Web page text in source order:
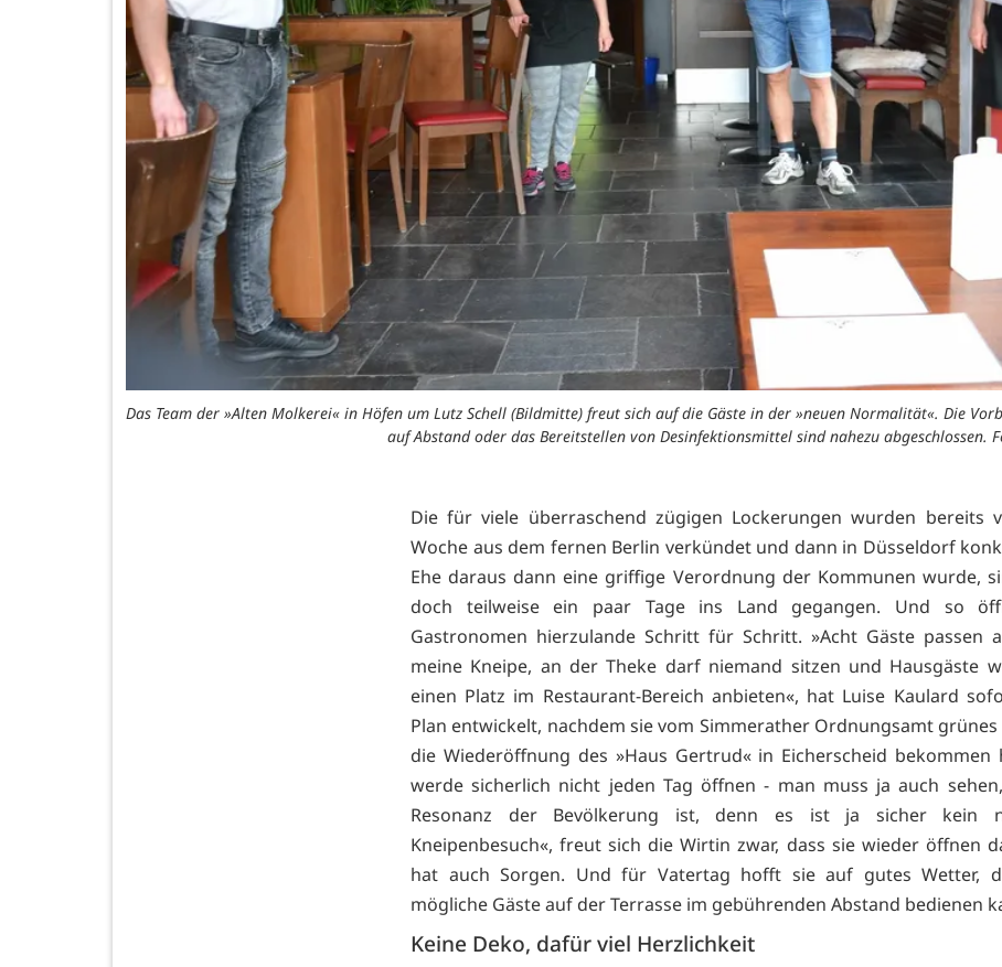
Das Team der »Alten Molkerei« in Höfen um Lutz Schell (Bildmitte) freut sich auf die Gäste in der »neuen Normalität«. Die
auf Abstand oder das Bereitstellen von Desinfektionsmittel sind nahezu abgeschlossen.
Die für viele überraschend zügigen Lockerungen wurden bereits
Woche aus dem fernen Berlin verkündet und dann in Düsseldorf
Ehe daraus dann eine griffige Verordnung der Kommunen wurde,
doch teilweise ein paar Tage ins Land gegangen. Und so
Gastronomen hierzulande Schritt für Schritt. »Acht Gäste passen
meine Kneipe, an der Theke darf niemand sitzen und Hausgäste
einen Platz im Restaurant-Bereich anbieten«, hat Luise Kaulard
Plan entwickelt, nachdem sie vom Simmerather Ordnungsamt
die Wiederöffnung des »Haus Gertrud« in Eicherscheid bekommen
werde sicherlich nicht jeden Tag öffnen - man muss ja auch
Resonanz der Bevölkerung ist, denn es ist ja sicher kein
Kneipenbesuch«, freut sich die Wirtin zwar, dass sie wieder öffnen
hat auch Sorgen. Und für Vatertag hofft sie auf gutes Wetter,
mögliche Gäste auf der Terrasse im gebührenden Abstand bedienen
Keine Deko, dafür viel Herzlichkeit